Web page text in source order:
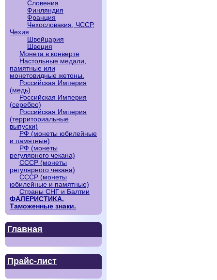
Словения
Финляндия
Франция
Чехословакия, ЧССР,
Чехия
Швейцария
Швеция
Монета в конверте
Настольные медали,
памятные или
монетовидные жетоны.
Российская Империя
(медь)
Российская Империя
(серебро)
Российская Империя
(территориальные
выпуски)
РФ (монеты юбилейные
и памятные)
РФ (монеты
регулярного чекана)
СССР (монеты
регулярного чекана)
СССР (монеты
юбилейные и памятные)
Страны СНГ и Балтии
ФАЛЕРИСТИКА.
Таможенные знаки.
Главная
Прайс-лист